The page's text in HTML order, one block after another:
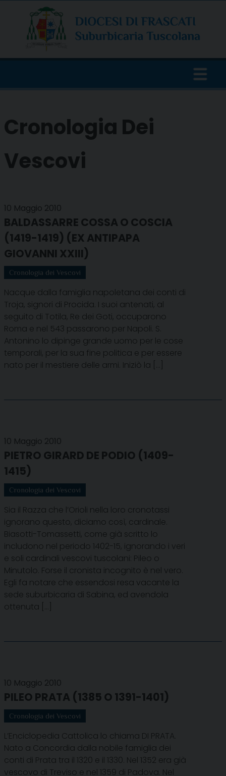
content
Cronologia Dei
Vescovi
10 Maggio 2010
BALDASSARRE COSSA O COSCIA
(1419-1419) (EX ANTIPAPA
GIOVANNI XXIII)
Cronologia dei Vescovi
Nacque dalla famiglia napoletana dei conti di
Troja, signori di Procida. I suoi antenati, al
seguito di Totila, Re dei Goti, occuparono
Roma e nel 543 passarono per Napoli. S.
Antonino lo dipinge grande uomo per le cose
temporali, per la sua fine politica e per essere
nato per il mestiere delle armi. Iniziò la […]
10 Maggio 2010
PIETRO GIRARD DE PODIO (1409-
1415)
Cronologia dei Vescovi
Sia il Razza che l’Orioli nella loro cronotassi
ignorano questo, diciamo così, cardinale.
Biasotti-Tomassetti, come già scritto lo
includono nel periodo 1402-15, ignorando i veri
e soli cardinali vescovi tuscolani: Pileo o
Minutolo. Forse il cronista incognito è nel vero.
Egli fa notare che essendosi resa vacante la
sede suburbicaria di Sabina, ed avendola
ottenuta […]
10 Maggio 2010
PILEO PRATA (1385 O 1391-1401)
Cronologia dei Vescovi
L’Enciclopedia Cattolica lo chiama DI PRATA.
Nato a Concordia dalla nobile famiglia dei
conti di Prata tra il 1320 e il 1330. Nel 1352 era già
vescovo di Treviso e nel 1359 di Padova. Nel